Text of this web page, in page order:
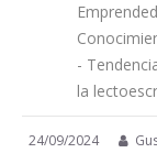
-
la
24/09/2024